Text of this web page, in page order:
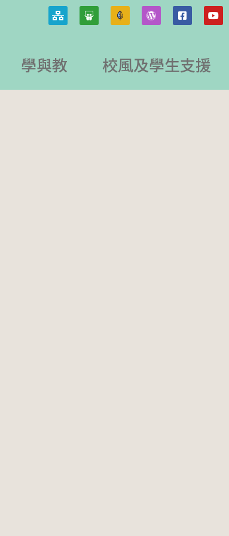
學與教 校風及學生支援